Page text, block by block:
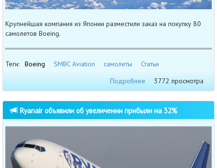
Крупнейшая компания из Японии разместили заказ на покупку 80
самолетов Boeing.
Теги: Boeing SMBC Aviation самолеты
Статьи
Подробнее
3772 просмотра
Ryanair объявили об увеличении прибыли на 32%